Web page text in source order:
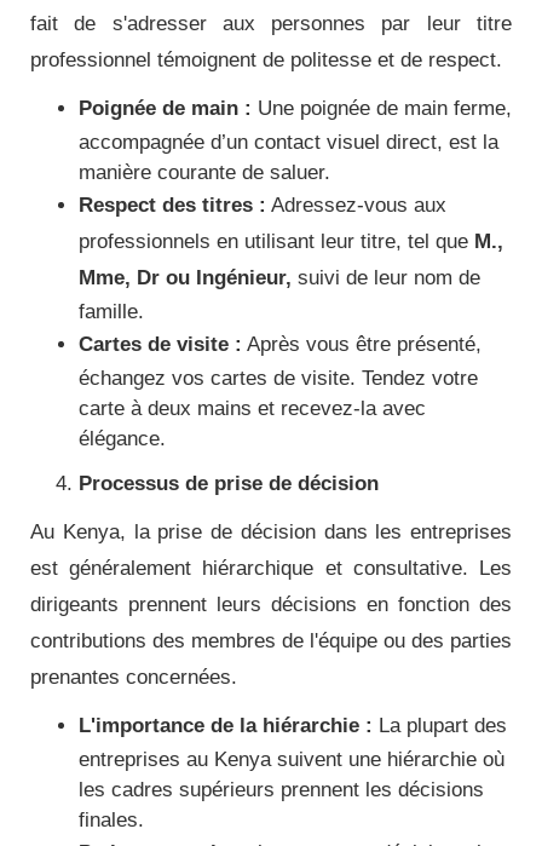
fait de s'adresser aux personnes par leur titre
professionnel témoignent de politesse et de respect.
Poignée de main : Une poignée de main ferme,
accompagnée d’un contact visuel direct, est la
manière courante de saluer.
Respect des titres : Adressez-vous aux
professionnels en utilisant leur titre, tel que M.,
Mme, Dr ou Ingénieur, suivi de leur nom de
famille.
Cartes de visite : Après vous être présenté,
échangez vos cartes de visite. Tendez votre
carte à deux mains et recevez-la avec
élégance.
Processus de prise de décision
Au Kenya, la prise de décision dans les entreprises
est généralement hiérarchique et consultative. Les
dirigeants prennent leurs décisions en fonction des
contributions des membres de l'équipe ou des parties
prenantes concernées.
L'importance de la hiérarchie : La plupart des
entreprises au Kenya suivent une hiérarchie où
les cadres supérieurs prennent les décisions
finales.